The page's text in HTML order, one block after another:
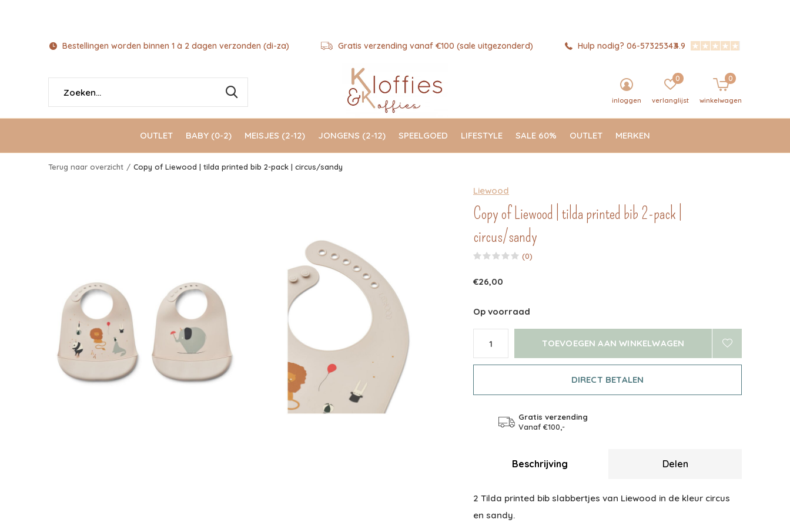
OUTLET BABY (0-2) MEISJES (2-12) JONGENS (2-12) SPEELGOED LIFESTYLE SALE 60% OUTLET MERKEN
inloggen verlanglijst
0
winkelwagen
0
Bestellingen worden binnen 1 à 2 dagen verzonden (di-za) Gratis verzending vanaf €100 (sale uitgezonderd) Hulp nodig? 06-573253434.9
Terug naar overzicht Copy of Liewood | tilda printed bib 2-pack | circus/sandy
Liewood
Copy of Liewood | tilda printed bib 2-pack |
circus/sandy
(0)
€26,00
Op voorraad
TOEVOEGEN AAN WINKELWAGEN
DIRECT BETALEN
Gratis verzending
Vanaf €100,-
Beschrijving Delen
2 Tilda printed bib slabbertjes van Liewood in de kleur circus
en sandy.